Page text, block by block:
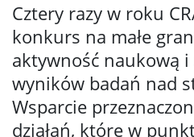
Cztery razy w roku
konkurs na małe
aktywność naukową
wyników badań nad
Wsparcie
działań, które w